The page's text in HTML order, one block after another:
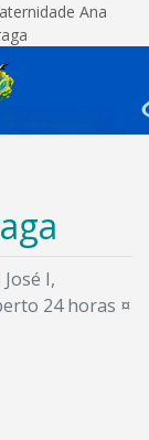
Ana
I,
24 horas ¤